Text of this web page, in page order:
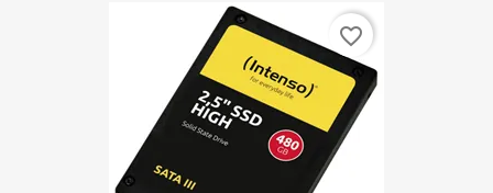
favorite_border